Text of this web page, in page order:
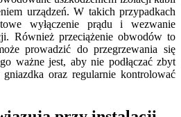
urządzeń. W takich przypadkach
wyłączenie prądu i wezwanie
Również przeciążenie obwodów to
prowadzić do przegrzewania się
ważne jest, aby nie podłączać zbyt
oraz regularnie kontrolować